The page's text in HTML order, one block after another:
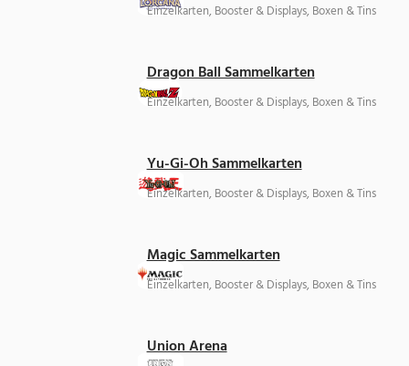
Einzelkarten, Booster & Displays, Boxen & Tins
Dragon Ball Sammelkarten
Einzelkarten, Booster & Displays, Boxen & Tins
Yu-Gi-Oh Sammelkarten
Einzelkarten, Booster & Displays, Boxen & Tins
Magic Sammelkarten
Einzelkarten, Booster & Displays, Boxen & Tins
Union Arena